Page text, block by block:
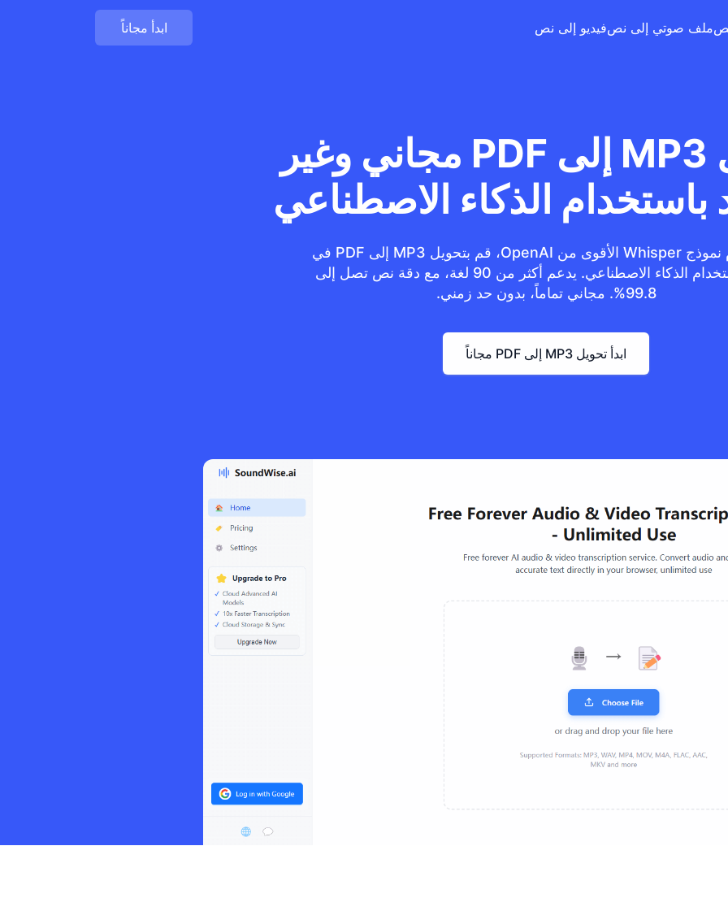
ملف صوتي إلى نصفيديو إلى نص ابدأ مجاناً
تحويل MP3 إلى PDF مجاني وغير
الذكاء الاصطناعي
باستخدام نموذج Whisper الأقوى من OpenAI، قم بتحويل MP3 إلى PDF في
ثوانٍ باستخدام الذكاء الاصطناعي. يدعم أكثر من 90 لغة، مع دقة نص تصل إلى
99.8%. مجاني تماماً، بدون حد زمني.
ابدأ تحويل MP3 إلى PDF مجاناً